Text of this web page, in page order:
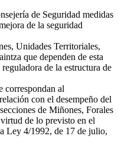
de Seguridad medidas
de la seguridad
Unidades Territoriales,
que dependen de esta
de la estructura de
correspondan al
con el desempeño del
de Miñones, Forales
de lo previsto en el
Ley 4/1992, de 17 de julio,